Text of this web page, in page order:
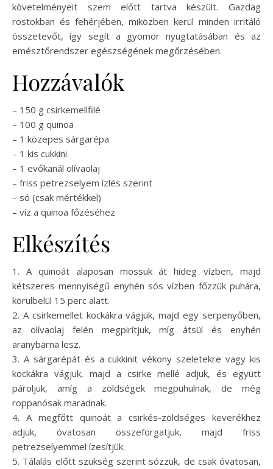
követelményeit szem előtt tartva készült. Gazdag
rostokban és fehérjében, miközben kerül minden irritáló
összetevőt, így segít a gyomor nyugtatásában és az
emésztőrendszer egészségének megőrzésében.
Hozzávalók
– 150 g csirkemellfilé
– 100 g quinoa
– 1 közepes sárgarépa
– 1 kis cukkini
– 1 evőkanál olívaolaj
– friss petrezselyem ízlés szerint
– só (csak mértékkel)
– víz a quinoa főzéséhez
Elkészítés
1. A quinoát alaposan mossuk át hideg vízben, majd
kétszeres mennyiségű enyhén sós vízben főzzük puhára,
körülbelül 15 perc alatt.
2. A csirkemellet kockákra vágjuk, majd egy serpenyőben,
az olívaolaj felén megpirítjuk, míg átsül és enyhén
aranybarna lesz.
3. A sárgarépát és a cukkinit vékony szeletekre vagy kis
kockákra vágjuk, majd a csirke mellé adjuk, és együtt
pároljuk, amíg a zöldségek megpuhulnak, de még
roppanósak maradnak.
4. A megfőtt quinoát a csirkés-zöldséges keverékhez
adjuk, óvatosan összeforgatjuk, majd friss
petrezselyemmel ízesítjük.
5. Tálalás előtt szükség szerint sózzuk, de csak óvatosan,